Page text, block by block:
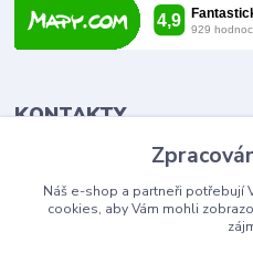
KONTAKTY
Tomáš Vlček
+420 702 090 443
volejte od 9,00 - 20,00
Náš e-shop a partneři potřebují
cookies, aby Vám mohli